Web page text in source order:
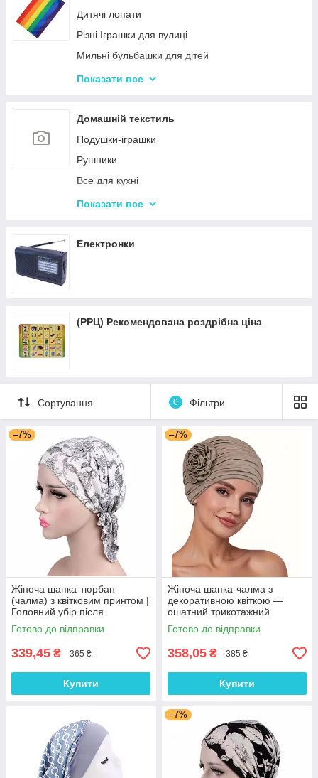
Дитячі лопати
Різні Іграшки для вулиці
Мильні бульбашки для дітей
Гойдалки для дітей
Гірки для дитячого майданчика
Зимові іграшки для вулиці
Повітряні змії
Показати все
Домашній текстиль
Подушки-іграшки
Рушники
Все для кухні
Подушки для спини
Показати все
Електронки
(РРЦ) Рекомендована роздрібна ціна
Сортування 0 Фільтри
–7%
Жіноча шапка-тюрбан
(чалма) з квітковим принтом |
Головний убір після
хіміотерапії, при алопеції |
Літня хустка на голову
Готово до відправки
339,45 ₴ 365 ₴
Купити
–7%
Жіноча шапка-чалма з
декоративною квіткою —
ошатний трикотажний
тюрбан, колір Кава з
молоком
Готово до відправки
358,05 ₴ 385 ₴
Купити
–7%